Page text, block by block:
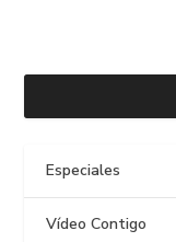
Especiales
Vídeo Contigo